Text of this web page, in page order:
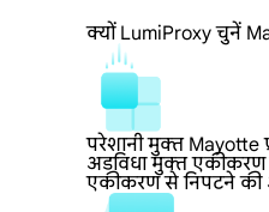
क्यों LumiProxy चुनें
परेशानी मुक्त Mayotte
अडविधा मुक्त एकीकरण
एकीकरण से निपटने की